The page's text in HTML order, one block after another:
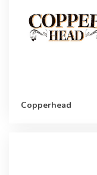
Copperhead